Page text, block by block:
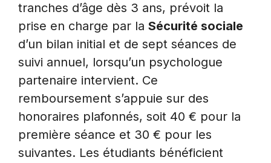
tranches d’âge dès 3 ans, prévoit la
prise en charge par la Sécurité sociale
d’un bilan initial et de sept séances de
suivi annuel, lorsqu’un psychologue
partenaire intervient. Ce
remboursement s’appuie sur des
honoraires plafonnés, soit 40 € pour la
première séance et 30 € pour les
suivantes. Les étudiants bénéficient